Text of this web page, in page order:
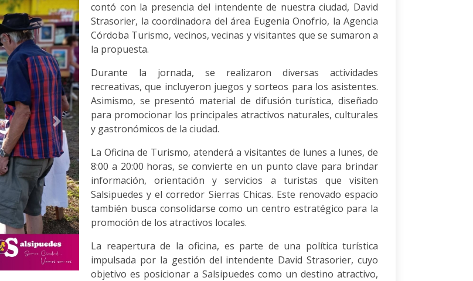
Siguiente
contó con la presencia del intendente de nuestra ciudad, David
Strasorier, la coordinadora del área Eugenia Onofrio, la Agencia
Córdoba Turismo, vecinos, vecinas y visitantes que se sumaron a
la propuesta.
Durante la jornada, se realizaron diversas actividades
recreativas, que incluyeron juegos y sorteos para los asistentes.
Asimismo, se presentó material de difusión turística, diseñado
para promocionar los principales atractivos naturales, culturales
y gastronómicos de la ciudad.
La Oficina de Turismo, atenderá a visitantes de lunes a lunes, de
8:00 a 20:00 horas, se convierte en un punto clave para brindar
información, orientación y servicios a turistas que visiten
Salsipuedes y el corredor Sierras Chicas. Este renovado espacio
también busca consolidarse como un centro estratégico para la
promoción de los atractivos locales.
La reapertura de la oficina, es parte de una política turística
impulsada por la gestión del intendente David Strasorier, cuyo
objetivo es posicionar a Salsipuedes como un destino atractivo,